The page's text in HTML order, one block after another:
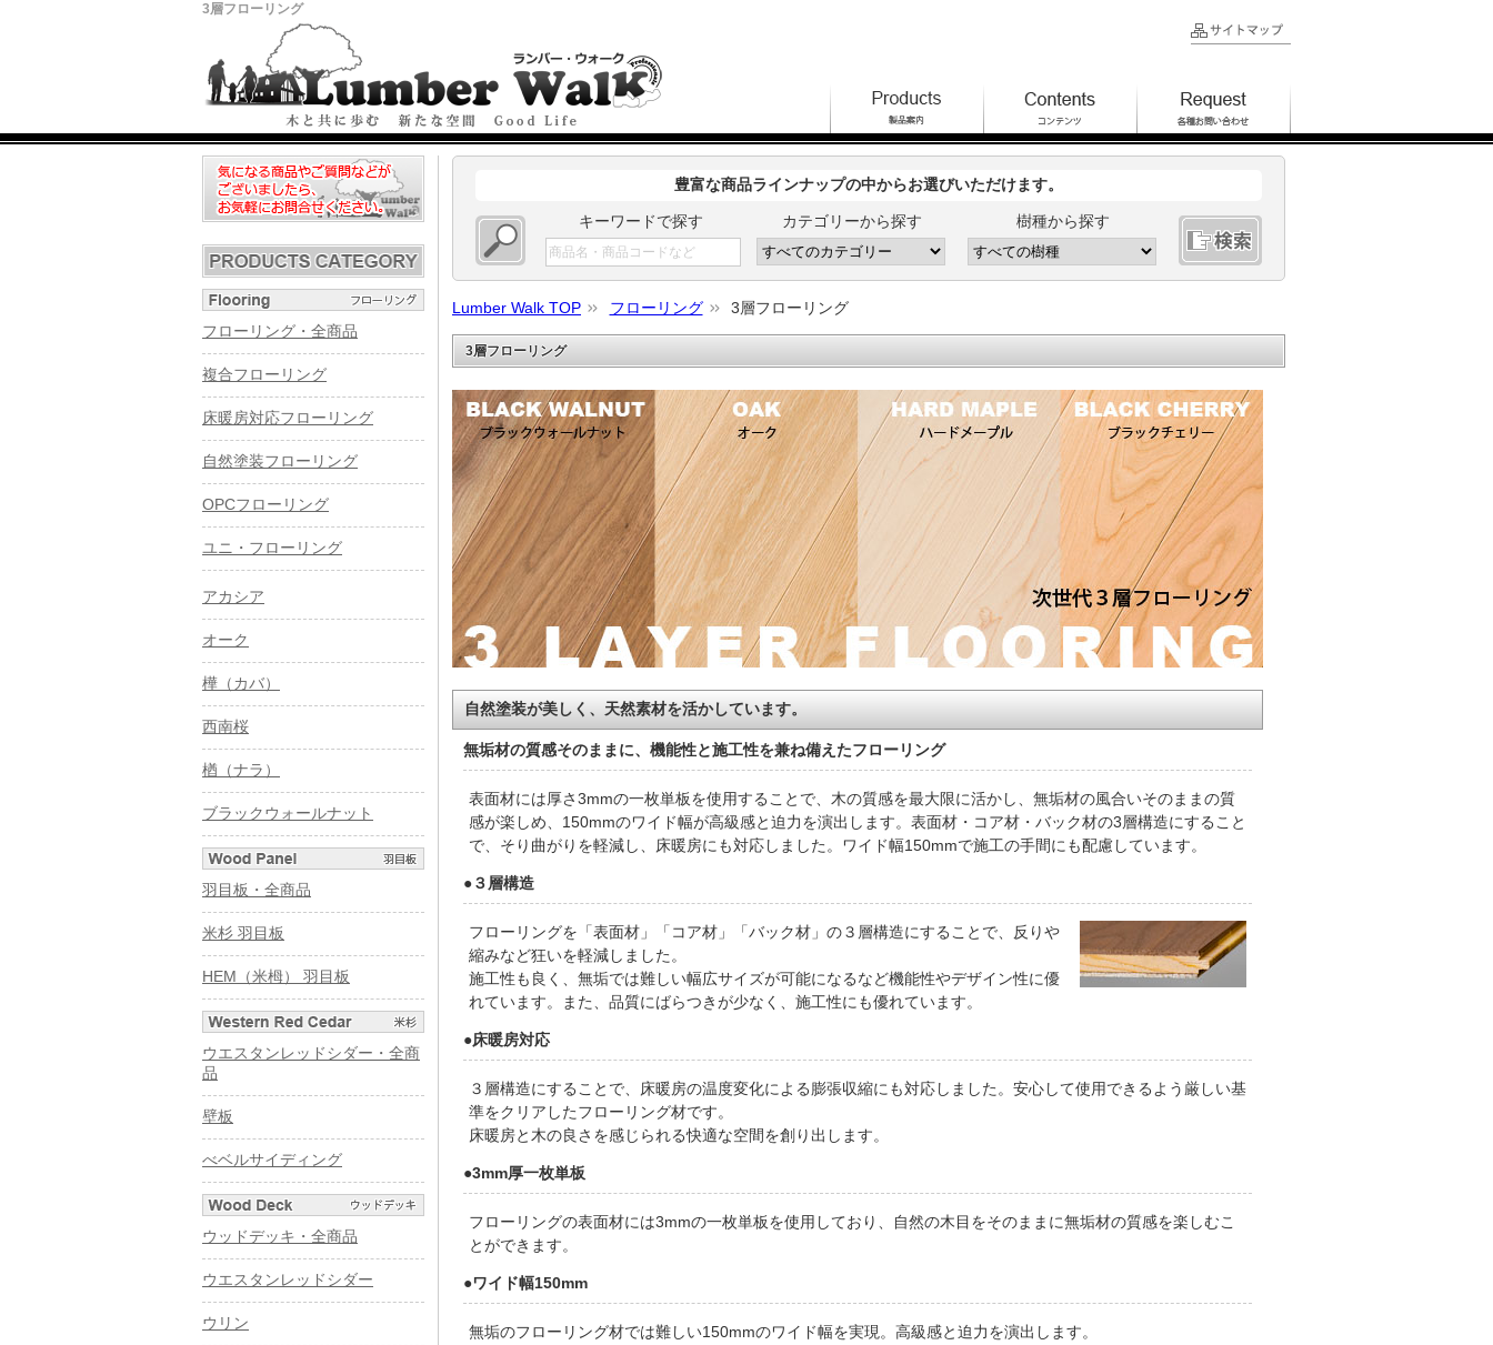
3層フローリング
豊富な商品ラインナップの中からお選びいただけます。
キーワードで探す カテゴリーから探す 樹種から探す
Lumber Walk TOP フローリング 3層フローリング
3層フローリング
自然塗装が美しく、天然素材を活かしています。
無垢材の質感そのままに、機能性と施工性を兼ね備えたフローリング
表面材には厚さ3mmの一枚単板を使用することで、木の質感を最大限に活かし、無垢材の風合いそのままの質
感が楽しめ、150mmのワイド幅が高級感と迫力を演出します。表面材・コア材・バック材の3層構造にすること
で、そり曲がりを軽減し、床暖房にも対応しました。ワイド幅150mmで施工の手間にも配慮しています。
●３層構造
フローリングを「表面材」「コア材」「バック材」の３層構造にすることで、反りや
縮みなど狂いを軽減しました。
施工性も良く、無垢では難しい幅広サイズが可能になるなど機能性やデザイン性に優
れています。また、品質にばらつきが少なく、施工性にも優れています。
●床暖房対応
３層構造にすることで、床暖房の温度変化による膨張収縮にも対応しました。安心して使用できるよう厳しい基
準をクリアしたフローリング材です。
床暖房と木の良さを感じられる快適な空間を創り出します。
●3mm厚一枚単板
フローリングの表面材には3mmの一枚単板を使用しており、自然の木目をそのままに無垢材の質感を楽しむこ
とができます。
●ワイド幅150mm
無垢のフローリング材では難しい150mmのワイド幅を実現。高級感と迫力を演出します。
フローリング・全商品
複合フローリング
床暖房対応フローリング
自然塗装フローリング
OPCフローリング
ユニ・フローリング
アカシア
オーク
樺（カバ）
西南桜
楢（ナラ）
ブラックウォールナット
羽目板・全商品
米杉 羽目板
HEM（米栂） 羽目板
ウエスタンレッドシダー・全商
品
壁板
べベルサイディング
ウッドデッキ・全商品
ウエスタンレッドシダー
ウリン